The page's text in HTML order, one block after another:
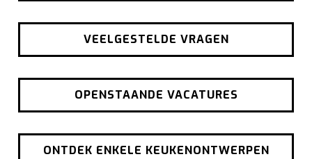
VEELGESTELDE VRAGEN
OPENSTAANDE VACATURES
ONTDEK ENKELE KEUKENONTWERPEN